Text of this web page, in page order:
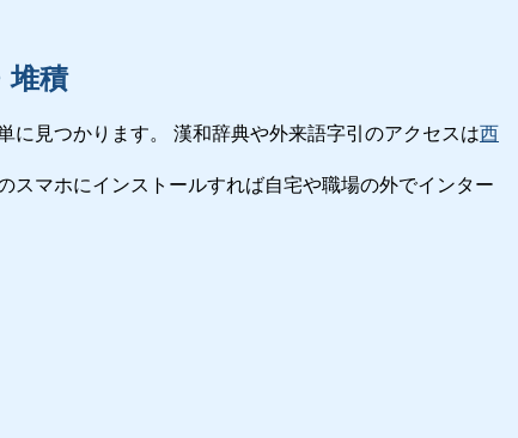
堆積
に見つかります。 漢和辞典や外来語字引のアクセスは西
スマホにインストールすれば自宅や職場の外でインター